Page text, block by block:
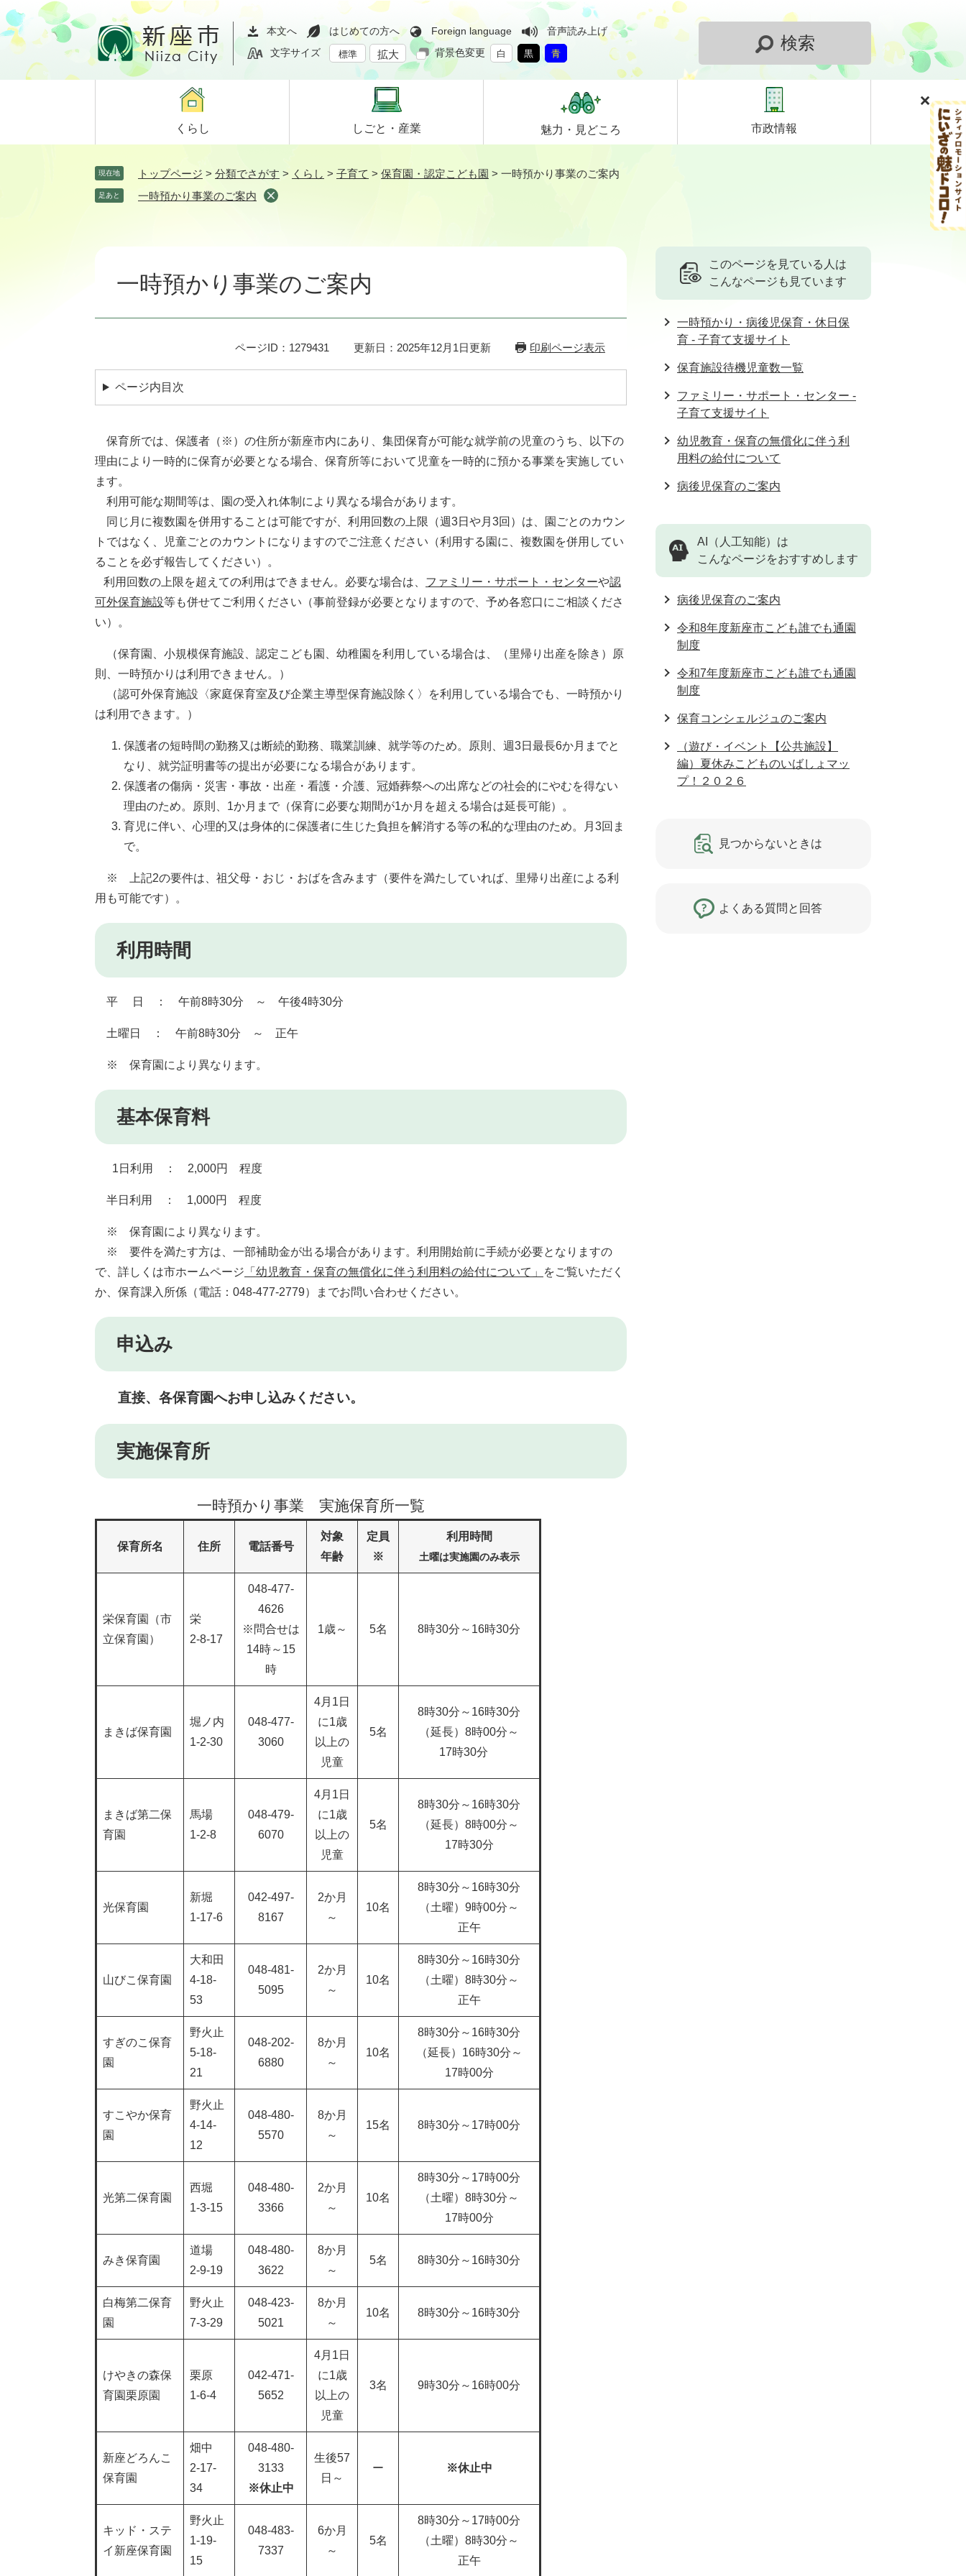
ペ
ー
ジ
メ
ニ
ュ
て
本文へ はじめての方へ Foreign language
音声読み上げ
文字サイズ
標準 拡大 背景色変更 白 黒 青
検索
くらし しごと・ 産業 魅力・ 見どころ 市政情報
現在地 トップページ > 分類でさがす > くらし > 子育て > 保育園・認定こども園 > 一時預かり事業のご案内
足あと 一時預かり事業のご案内
一時預かり事業のご案内
ページID：1279431 更新日：2025年12月1日更新 印刷ページ表示
ページ内目次
保育所では、保護者（※）の住所が新座市内にあり、集団保育が可能な就学前の児童のうち、以下の
理由により一時的に保育が必要となる場合、保育所等において児童を一時的に預かる事業を実施してい
ます。
利用可能な期間等は、園の受入れ体制により異なる場合があります。
同じ月に複数園を併用することは可能ですが、利用回数の上限（週3日や月3回）は、園ごとのカウン
トではなく、児童ごとのカウントになりますのでご注意ください（利用する園に、複数園を併用してい
ることを必ず報告してください）。
利用回数の上限を超えての利用はできません。必要な場合は、 ファミリー・サポート・センターや認
可外保育施設等も併せてご利用ください（事前登録が必要となりますので、予め各窓口にご相談くださ
い）。
（保育園、小規模保育施設、認定こども園、幼稚園を利用している場合は、（里帰り出産を除き）原
則、一時預かりは利用できません。）
（認可外保育施設〈家庭保育室及び企業主導型保育施設除く〉を利用している場合でも、一時預かり
は利用できます。）
保護者の短時間の勤務又は断続的勤務、職業訓練、就学等のため。原則、週3日最長6か月までと
なり、就労証明書等の提出が必要になる場合があります。
保護者の傷病・災害・事故・出産・看護・介護、冠婚葬祭への出席などの社会的にやむを得ない
理由のため。原則、1か月まで（保育に必要な期間が1か月を超える場合は延長可能）。
育児に伴い、心理的又は身体的に保護者に生じた負担を解消する等の私的な理由のため。月3回ま
で。
※ 上記2の要件は、祖父母・おじ・おばを含みます（要件を満たしていれば、里帰り出産による利
用も可能です）。
利用時間
平 日 ： 午前8時30分 ～ 午後4時30分
土曜日 ： 午前8時30分 ～ 正午
※ 保育園により異なります。
基本保育料
1日利用 ： 2,000円 程度
半日利用 ： 1,000円 程度
※ 保育園により異なります。
※ 要件を満たす方は、一部補助金が出る場合があります。利用開始前に手続が必要となりますの
で、詳しくは市ホームページ 「幼児教育・保育の無償化に伴う利用料の給付について」
をご覧いただく
か、保育課入所係（電話：048-477-2779）までお問い合わせください。
申込み
直接、各保育園へお申し込みください。
実施保育所
一時預かり事業 実施保育所一覧
保育所名 住所 電話番号
対象
年齢
定員
※
利用時間
土曜は実施園のみ表示
栄保育園（市
立保育園）
栄
2-8-17
048-477-
4626
※問合せは
14時～15
時
1歳～ 5名 8時30分～16時30分
まきば保育園
堀ノ内
1-2-30
048-477-
3060
4月1日
に1歳
以上の
児童
5名
8時30分～16時30分
（延長）8時00分～
17時30分
まきば第二保
育園
馬場
1-2-8
048-479-
6070
4月1日
に1歳
以上の
児童
5名
8時30分～16時30分
（延長）8時00分～
17時30分
光保育園
新堀
1-17-6
042-497-
8167
2か月
～
10名
8時30分～16時30分
（土曜）9時00分～
正午
山びこ保育園
大和田
4-18-
53
048-481-
5095
2か月
～
10名
8時30分～16時30分
（土曜）8時30分～
正午
すぎのこ保育
園
野火止
5-18-
21
048-202-
6880
8か月
～
10名
8時30分～16時30分
（延長）16時30分～
17時00分
すこやか保育
園
野火止
4-14-
12
048-480-
5570
8か月
～
15名 8時30分～17時00分
光第二保育園
西堀
1-3-15
048-480-
3366
2か月
～
10名
8時30分～17時00分
（土曜）8時30分～
17時00分
みき保育園
道場
2-9-19
048-480-
3622
8か月
～
5名 8時30分～16時30分
白梅第二保育
園
野火止
7-3-29
048-423-
5021
8か月
～
10名 8時30分～16時30分
けやきの森保
育園栗原園
栗原
1-6-4
042-471-
5652
4月1日
に1歳
以上の
児童
3名 9時30分～16時00分
新座どろんこ
保育園
畑中
2-17-
34
048-480-
3133
※休止中
生後57
日～
​ー ※休止中
キッド・ステ
イ新座保育園
野火止
1-19-
15
048-483-
7337
6か月
～
5名
8時30分～17時00分
（土曜）8時30分～
正午
このページを見ている人は
こんなページも見ています
一時預かり・病後児保育・休日保
育 - 子育て支援サイト
保育施設待機児童数一覧
ファミリー・サポート・センター -
子育て支援サイト
幼児教育・保育の無償化に伴う利
用料の給付について
病後児保育のご案内
AI（人工知能）は
こんなページをおすすめします
病後児保育のご案内
令和8年度新座市こども誰でも通園
制度
令和7年度新座市こども誰でも通園
制度
保育コンシェルジュのご案内
（遊び・イベント【公共施設】
編）夏休みこどものいばしょマッ
プ！２０２６
見つからないときは
よくある質問と回答